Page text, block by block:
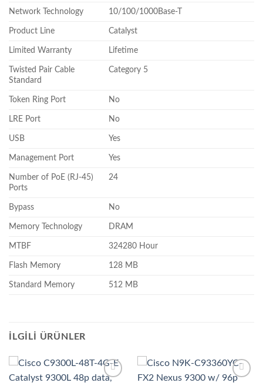
Network Technology 10/100/1000Base-T
Product Line Catalyst
Limited Warranty Lifetime
Twisted Pair Cable
Standard
Category 5
Token Ring Port No
LRE Port No
USB Yes
Management Port Yes
Number of PoE (RJ-45)
Ports
24
Bypass No
Memory Technology DRAM
MTBF 324280 Hour
Flash Memory 128 MB
Standard Memory 512 MB
İLGILI ÜRÜNLER